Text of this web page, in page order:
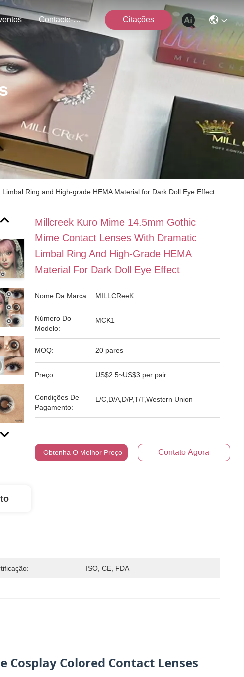
Contacte-Nos Citações
Ring and High-grade HEMA Material for Dark Doll Eye Effect
Millcreek Kuro Mime 14.5mm Gothic
Mime Contact Lenses With Dramatic
Limbal Ring And High-Grade HEMA
Material For Dark Doll Eye Effect
Nome Da Marca: MILLCReeK
Número Do
Modelo:
MCK1
MOQ: 20 pares
Preço: US$2.5~US$3 per pair
Condições De
Pagamento:
L/C,D/A,D/P,T/T,Western Union
Obtenha O Melhor Preço Contato Agora
ISO, CE, FDA
Colored Contact Lenses